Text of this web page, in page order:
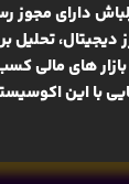
دارای مجوز
دیجیتال، تحلیل
بازار های مالی
با این